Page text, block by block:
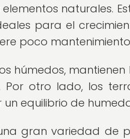
naturales.
para el
poco
húmedos,
otro lado, los
equilibrio de
gran variedad de